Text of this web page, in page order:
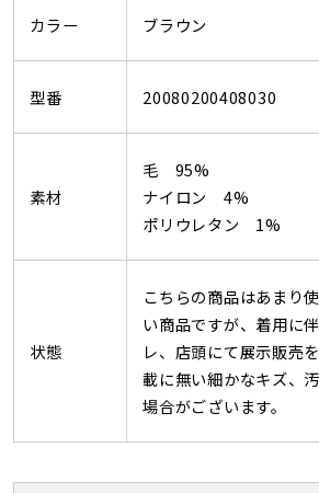
カラー ブラウン
型番 20080200408030
素材
毛 95%
ナイロン 4%
ポリウレタン 1%
状態
こちらの商品はあまり
い商品ですが、着用に
レ、店頭にて展示販売
載に無い細かなキズ、
場合がございます。